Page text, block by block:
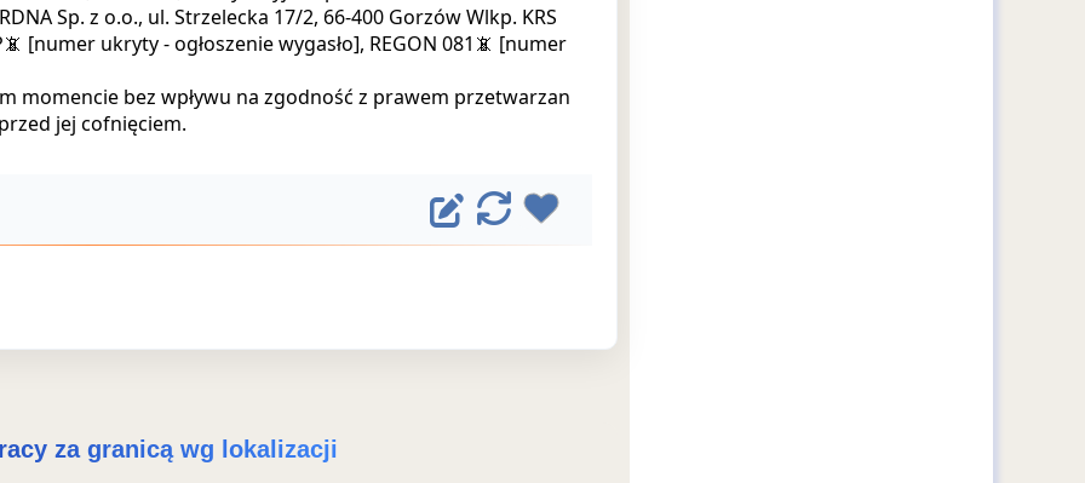
Sp. z o.o., ul. Strzelecka 17/2, 66-400 Gorzów Wlkp. KRS
[numer ukryty - ogłoszenie wygasło], REGON 081📵 [numer
momencie bez wpływu na zgodność z prawem przetwarzan
jej cofnięciem.
E
d
t
O
d
i
za granicą wg lokalizacji